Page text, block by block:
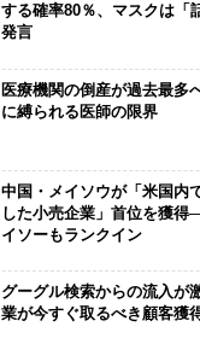
する確率80％、マスクは「
発言
医療機関の倒産が過去最多
に縛られる医師の限界
中国・メイソウが「米国内
した小売企業」首位を獲得
イソーもランクイン
グーグル検索からの流入が
業が今すぐ取るべき顧客獲